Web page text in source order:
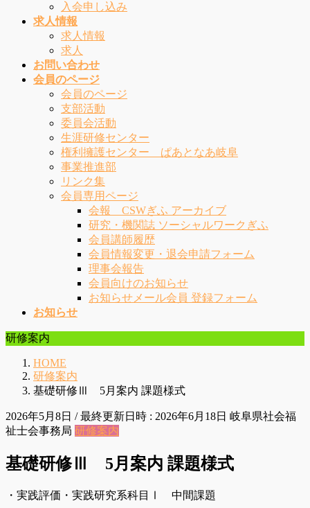
入会申し込み
求人情報
求人情報
求人
お問い合わせ
会員のページ
会員のページ
支部活動
委員会活動
生涯研修センター
権利擁護センター ぱあとなあ岐阜
事業推進部
リンク集
会員専用ページ
会報 CSWぎふ アーカイブ
研究・機関誌 ソーシャルワークぎふ
会員講師履歴
会員情報変更・退会申請フォーム
理事会報告
会員向けのお知らせ
お知らせメール会員 登録フォーム
お知らせ
研修案内
HOME
研修案内
基礎研修Ⅲ 5月案内 課題様式
2026年5月8日 / 最終更新日時 : 2026年6月18日 岐阜県社会福
祉士会事務局 研修案内
基礎研修Ⅲ 5月案内 課題様式
・実践評価・実践研究系科目Ⅰ 中間課題